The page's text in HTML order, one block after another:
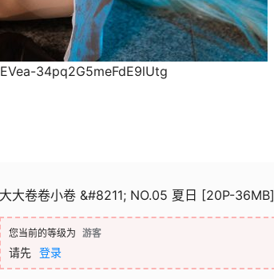
34pq2G5meFdE9lUtg
大大卷卷小卷 &#8211; NO.05 夏日 [20P-36MB]
您当前的等级为 游客
请先 登录